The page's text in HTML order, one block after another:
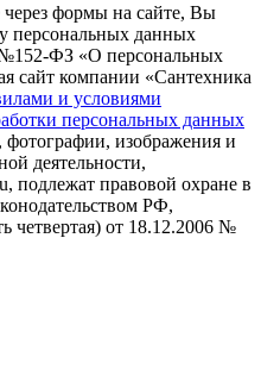
формы на сайте, Вы
персональных данных
№152-ФЗ «О персональных
сайт компании «Cантехника
и условиями
персональных данных
фотографии, изображения и
деятельности,
подлежат правовой охране в
РФ,
четвертая) от 18.12.2006 №